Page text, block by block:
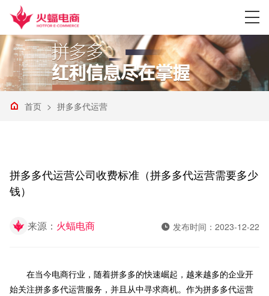
首页 > 拼多多代运营
拼多多代运营公司收费标准（拼多多代运营需要多少
钱）
来源： 火蝠电商 发布时间：2023-12-22
在当今电商行业，随着拼多多的快速崛起，越来越多的企业开
始关注拼多多代运营服务，并且从中寻求商机。作为拼多多代运营